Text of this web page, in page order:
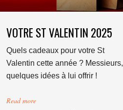
VOTRE ST VALENTIN 2025
Quels cadeaux pour votre St
Valentin cette année ? Messieurs,
quelques idées à lui offrir !
Read more